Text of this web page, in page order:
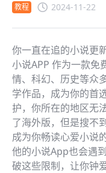
教程 2024-11-22
你一直在追的小说更
小说APP 作为一款免
情、科幻、历史等众
学作品，成为你的首
护，你所在的地区无
了海外版，但是搜不
成为你畅读心爱小说
他的小说App也会遇
破这些限制，让你钟